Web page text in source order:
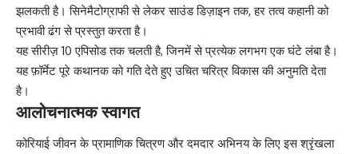
झलकती है। सिनेमैटोग्राफी से लेकर साउंड डिज़ाइन तक, हर तत्व कहानी को
प्रभावी ढंग से प्रस्तुत करता है।
यह सीरीज़ 10 एपिसोड तक चलती है, जिनमें से प्रत्येक लगभग एक घंटे लंबा है।
यह फ़ॉर्मेट पूरे कथानक को गति देते हुए उचित चरित्र विकास की अनुमति देता
है।
आलोचनात्मक स्वागत
कोरियाई जीवन के प्रामाणिक चित्रण और दमदार अभिनय के लिए इस श्रृंखला